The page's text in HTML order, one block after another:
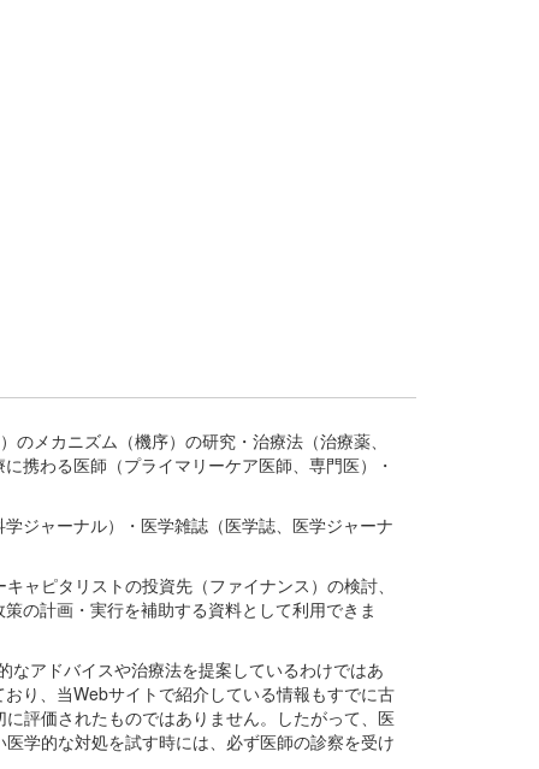
メカニズム（機序）の研究・治療法（治療薬、
携わる医師（プライマリーケア医師、専門医）・
ジャーナル）・医学雑誌（医学誌、医学ジャーナ
ャピタリストの投資先（ファイナンス）の検討、
の計画・実行を補助する資料として利用できま
アドバイスや治療法を提案しているわけではあ
り、当Webサイトで紹介している情報もすでに古
評価されたものではありません。したがって、医
学的な対処を試す時には、必ず医師の診察を受け